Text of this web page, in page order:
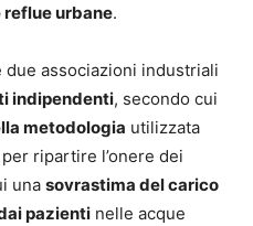
urbane.
associazioni industriali
indipendenti, secondo cui
metodologia utilizzata
ripartire l’onere dei
una sovrastima del carico
pazienti nelle acque